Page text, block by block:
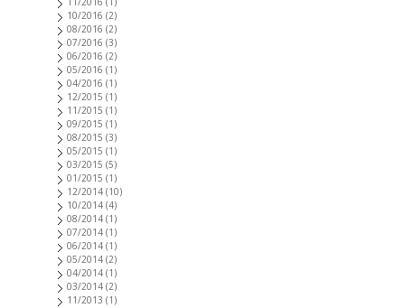
10/2016 (2)
08/2016 (2)
07/2016 (3)
06/2016 (2)
05/2016 (1)
04/2016 (1)
12/2015 (1)
11/2015 (1)
09/2015 (1)
08/2015 (3)
05/2015 (1)
03/2015 (5)
01/2015 (1)
12/2014 (10)
10/2014 (4)
08/2014 (1)
07/2014 (1)
06/2014 (1)
05/2014 (2)
04/2014 (1)
03/2014 (2)
11/2013 (1)